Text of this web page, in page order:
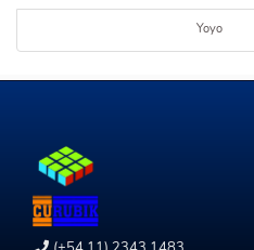
Yoyo